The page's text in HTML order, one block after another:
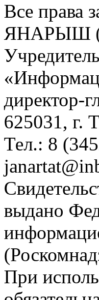
Все права
ЯНАРЫШ
директор-
625031, г.
Тел.: 8
выдано
При